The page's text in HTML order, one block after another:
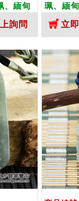
、緬甸
彩諸葛
各種諸
光。★
詢問
珮、緬
糯種諸
做各種
拋光。
立